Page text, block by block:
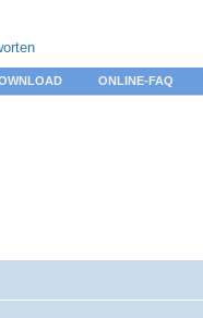
ONLINE-FAQ